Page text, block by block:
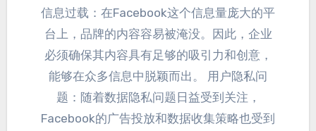
信息过载 ： 在Facebook这个信息量庞大的平
台上 ， 品牌的内容容易被淹没。 因此， 企业
必须确保其内容具有足够的吸引力和创意 ，
能够在众多信息中脱颖而出。 用户隐私问
题 ： 随着数据隐私问题日益受到关注 ，
Facebook的广告投放和数据收集策略也受到